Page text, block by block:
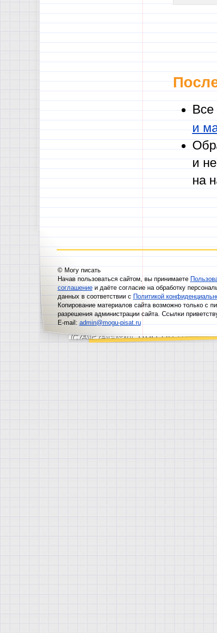
Все
и
и
на
© Могу писать
Начав пользоваться сайтом, вы принимаете
соглашениеи даёте согласие на обработку
данных в соответствии сПолитикой
Копирование материалов сайта возможно только с
разрешения администрации сайта. Ссылки
E-mail:admin@mogu-pisat.ru